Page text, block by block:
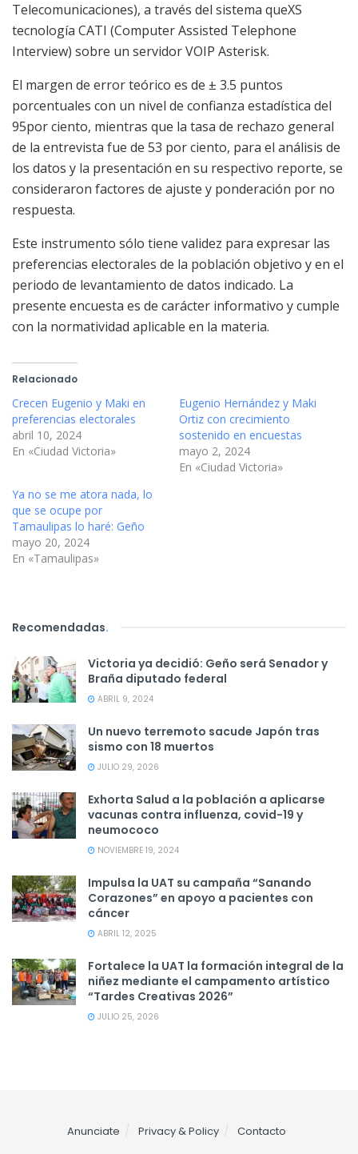
Telecomunicaciones), a través del sistema queXS
tecnología CATI (Computer Assisted Telephone
Interview) sobre un servidor VOIP Asterisk.
El margen de error teórico es de ± 3.5 puntos
porcentuales con un nivel de confianza estadística del
95por ciento, mientras que la tasa de rechazo general
de la entrevista fue de 53 por ciento, para el análisis de
los datos y la presentación en su respectivo reporte, se
consideraron factores de ajuste y ponderación por no
respuesta.
Este instrumento sólo tiene validez para expresar las
preferencias electorales de la población objetivo y en el
periodo de levantamiento de datos indicado. La
presente encuesta es de carácter informativo y cumple
con la normatividad aplicable en la materia.
Relacionado
Crecen Eugenio y Maki en
preferencias electorales
abril 10, 2024
En «Ciudad Victoria»
Eugenio Hernández y Maki
Ortiz con crecimiento
sostenido en encuestas
mayo 2, 2024
En «Ciudad Victoria»
Ya no se me atora nada, lo
que se ocupe por
Tamaulipas lo haré: Geño
mayo 20, 2024
En «Tamaulipas»
Recomendadas.
Victoria ya decidió: Geño será Senador y
Braña diputado federal
ABRIL 9, 2024
Un nuevo terremoto sacude Japón tras
sismo con 18 muertos
JULIO 29, 2026
Exhorta Salud a la población a aplicarse
vacunas contra influenza, covid-19 y
neumococo
NOVIEMBRE 19, 2024
Impulsa la UAT su campaña “Sanando
Corazones” en apoyo a pacientes con
cáncer
ABRIL 12, 2025
Fortalece la UAT la formación integral de la
niñez mediante el campamento artístico
“Tardes Creativas 2026”
JULIO 25, 2026
Anunciate Privacy & Policy Contacto